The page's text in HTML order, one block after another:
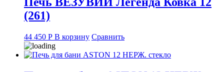
(261)
44 450 Р В корзину Сравнить